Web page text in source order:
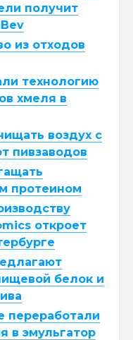
получит
из отходов
технологию
хмеля в
воздух с
пивзаводов
протеином
откроет
белок и
переработали
в эмульгатор